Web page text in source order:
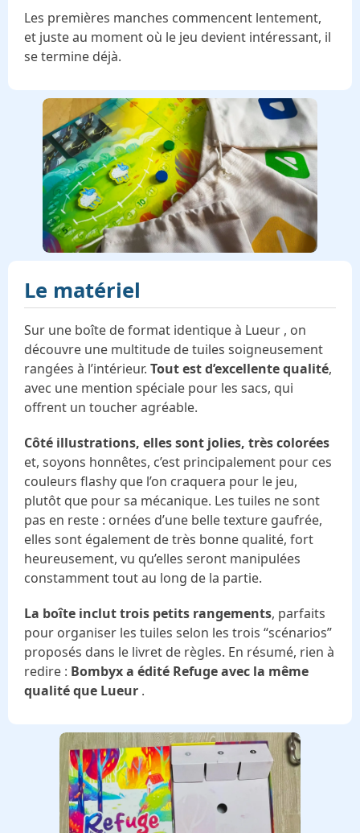
Les premières manches commencent lentement,
et juste au moment où le jeu devient intéressant, il
se termine déjà.
Le matériel
Sur une boîte de format identique à Lueur , on
découvre une multitude de tuiles soigneusement
rangées à l’intérieur. Tout est d’excellente qualité,
avec une mention spéciale pour les sacs, qui
offrent un toucher agréable.
Côté illustrations, elles sont jolies, très colorées
et, soyons honnêtes, c’est principalement pour ces
couleurs flashy que l’on craquera pour le jeu,
plutôt que pour sa mécanique. Les tuiles ne sont
pas en reste : ornées d’une belle texture gaufrée,
elles sont également de très bonne qualité, fort
heureusement, vu qu’elles seront manipulées
constamment tout au long de la partie.
La boîte inclut trois petits rangements, parfaits
pour organiser les tuiles selon les trois “scénarios”
proposés dans le livret de règles. En résumé, rien à
redire : Bombyx a édité Refuge avec la même
qualité que Lueur .